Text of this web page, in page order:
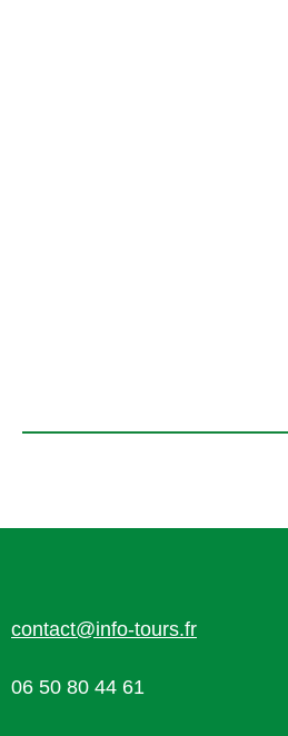
contact@info-tours.fr
06 50 80 44 61